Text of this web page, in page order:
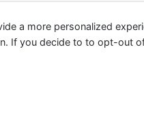
a more personalized
If you decide to to opt-out